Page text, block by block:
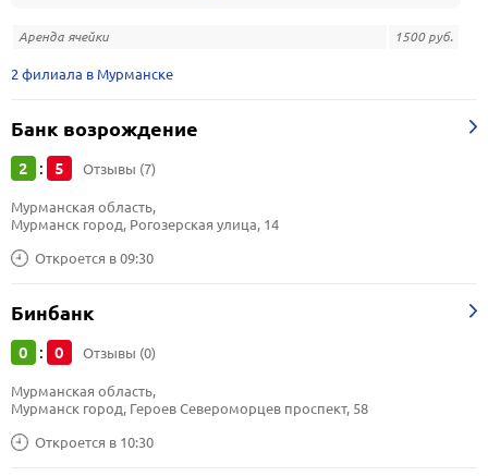
Аренда ячейки 1500 руб.
2 филиала в Мурманске
Банк возрождение
2 : 5 Отзывы (7)
Откроется в 09:30
Мурманская область,
Мурманск город, Рогозерская улица, 14
Бинбанк
0 : 0 Отзывы (0)
Откроется в 10:30
Мурманская область,
Мурманск город, Героев Североморцев проспект, 58